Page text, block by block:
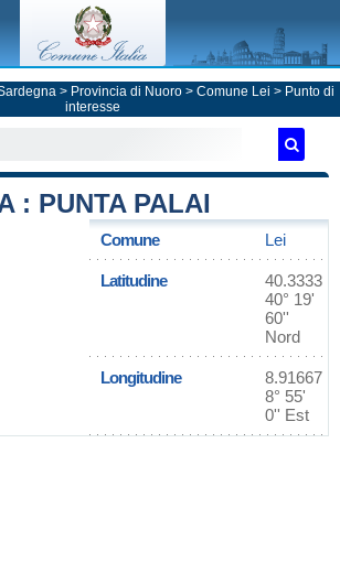
> Provincia di Nuoro> Comune Lei > Punto di
interesse
: PUNTA PALAI
Comune Lei
Latitudine
40.3333
40° 19'
60''
Nord
Longitudine
8.91667
8° 55'
0'' Est